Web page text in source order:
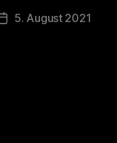
Veröffentlichungsdatum
5. August 2021